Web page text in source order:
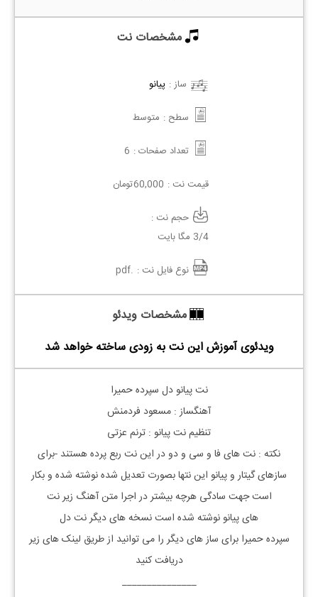
مشخصات نت
ساز : پیانو
سطح : متوسط
تعداد صفحات : 6
قیمت نت : 60,000تومان
حجم نت :
3/4 مگا بایت
نوع فایل نت : .pdf
مشخصات ویدئو
ویدئوی آموزش این نت به زودی ساخته خواهد شد
نتپیانودل سپرده حمیرا
آهنگساز : مسعود فردمنش
تنظیم نتپیانو : ترنم عزتی
نکته : نت های فا و سی و دو در این نت ربع پرده هستند -برای
سازهای گیتار وپیانو این نتها بصورت تعدیل شده نوشته شده و بکار
استجهت سادگی هرچه بیشتر در اجرا متن آهنگ زیر نت
هایپیانونوشته شده است نسخه های دیگر نتدل
سپردهحمیرا برای ساز های دیگر را می توانید از طریق لینک های زیر
دریافت کنید
_______________